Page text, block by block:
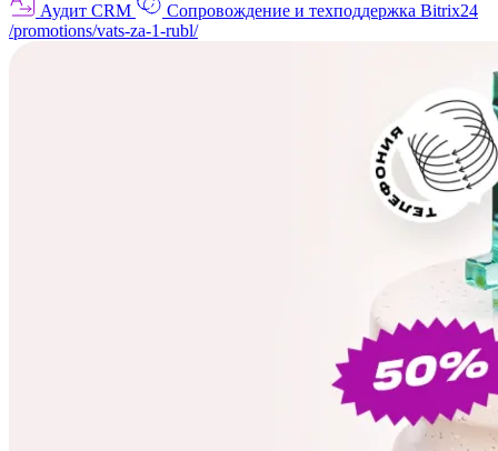
Аудит CRM
Сопровождение и техподдержка Bitrix24
/promotions/vats-za-1-rubl/